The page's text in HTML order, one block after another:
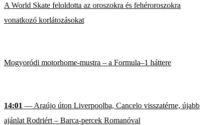
A World Skate feloldotta az oroszokra és fehéroroszokra
vonatkozó korlátozásokat
Mogyoródi motorhome-mustra – a Formula–1 háttere
14:01 — Araújo úton Liverpoolba, Cancelo visszatérne, újabb
ajánlat Rodriért – Barca-percek Romanóval